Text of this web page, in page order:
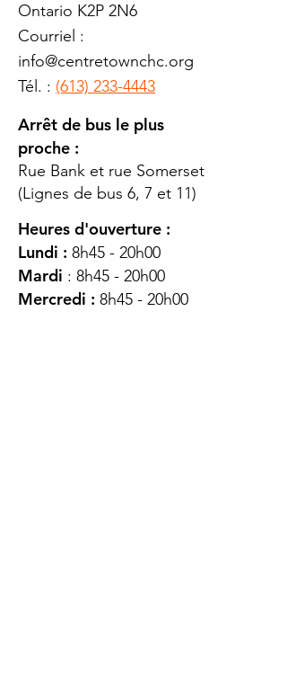
Ontario K2P 2N6
Courriel :
info@centretownchc.org
Tél. : (613) 233-4443
Arrêt de bus le plus
proche :
Rue Bank et rue Somerset
(Lignes de bus 6, 7 et 11)
Heures d'ouverture :
Lundi : 8h45 - 20h00
Mardi : 8h45 - 20h00
Mercredi : 8h45 - 20h00